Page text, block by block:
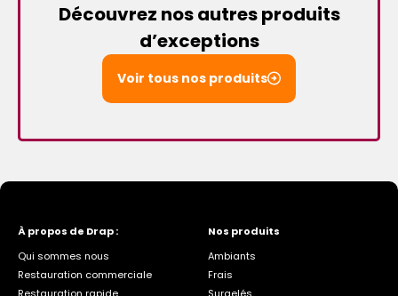
Découvrez nos autres produits
d’exceptions
Voir tous nos produits
À propos de Drap :
Qui sommes nous
Restauration commerciale
Restauration rapide
Nos produits
Ambiants
Frais
Surgelés